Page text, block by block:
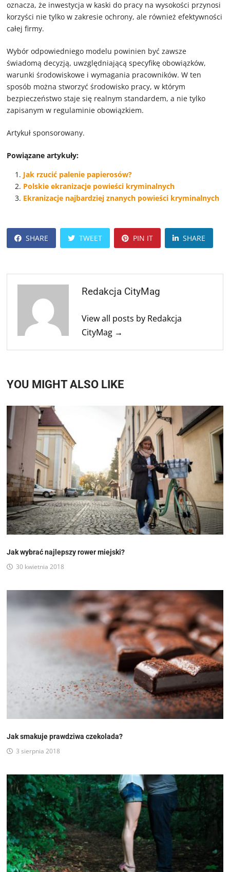
oznacza, że inwestycja w kaski do pracy na wysokości przynosi
korzyści nie tylko w zakresie ochrony, ale również efektywności
całej firmy.
Wybór odpowiedniego modelu powinien być zawsze
świadomą decyzją, uwzględniającą specyfikę obowiązków,
warunki środowiskowe i wymagania pracowników. W ten
sposób można stworzyć środowisko pracy, w którym
bezpieczeństwo staje się realnym standardem, a nie tylko
zapisanym w regulaminie obowiązkiem.
Artykuł sponsorowany.
Powiązane artykuły:
Jak rzucić palenie papierosów?
Polskie ekranizacje powieści kryminalnych
Ekranizacje najbardziej znanych powieści kryminalnych
SHARE TWEET PIN IT SHARE
Redakcja CityMag
View all posts by Redakcja
CityMag →
YOU MIGHT ALSO LIKE
Jak wybrać najlepszy rower miejski?
30 kwietnia 2018
Jak smakuje prawdziwa czekolada?
3 sierpnia 2018